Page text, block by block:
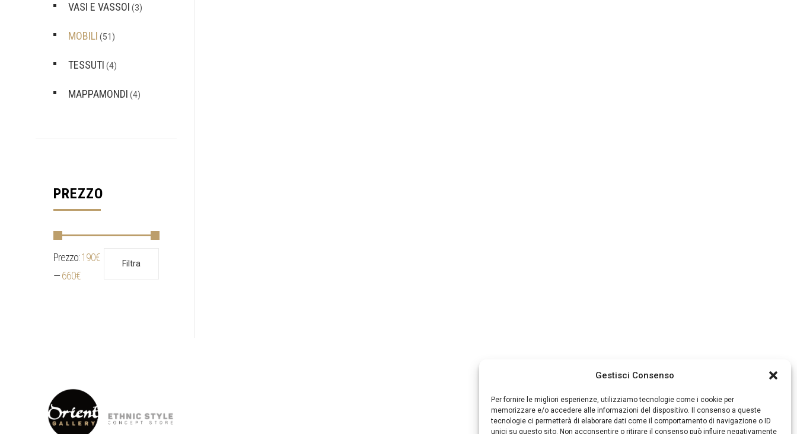
Gestisci Consenso
Per fornire le migliori esperienze, utilizziamo tecnologie come i cookie per
memorizzare e/o accedere alle informazioni del dispositivo. Il consenso a queste
tecnologie ci permetterà di elaborare dati come il comportamento di navigazione o ID
unici su questo sito. Non acconsentire o ritirare il consenso può influire negativamente
VASI E VASSOI (3)
MOBILI (51)
TESSUTI (4)
MAPPAMONDI (4)
PREZZO
Prezzo
Min
Prezzo
Max
Filtra
Prezzo:190€
—660€